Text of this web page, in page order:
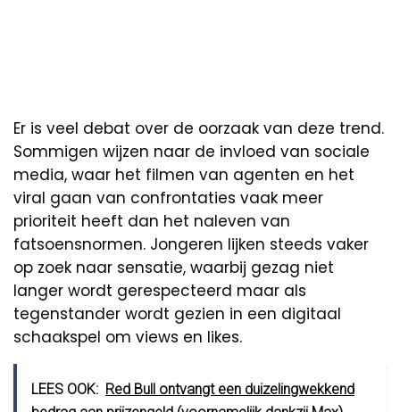
Er is veel debat over de oorzaak van deze trend.
Sommigen wijzen naar de invloed van sociale
media, waar het filmen van agenten en het
viral gaan van confrontaties vaak meer
prioriteit heeft dan het naleven van
fatsoensnormen. Jongeren lijken steeds vaker
op zoek naar sensatie, waarbij gezag niet
langer wordt gerespecteerd maar als
tegenstander wordt gezien in een digitaal
schaakspel om views en likes.
LEES OOK: Red Bull ontvangt een duizelingwekkend